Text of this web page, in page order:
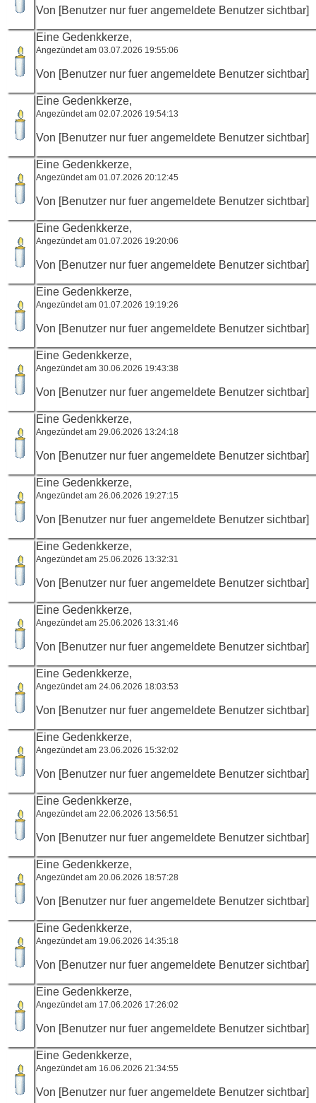
Von [Benutzer nur fuer angemeldete Benutzer sichtbar]
Eine Gedenkkerze,
Angezündet am 03.07.2026 19:55:06
Von [Benutzer nur fuer angemeldete Benutzer sichtbar]
Eine Gedenkkerze,
Angezündet am 02.07.2026 19:54:13
Von [Benutzer nur fuer angemeldete Benutzer sichtbar]
Eine Gedenkkerze,
Angezündet am 01.07.2026 20:12:45
Von [Benutzer nur fuer angemeldete Benutzer sichtbar]
Eine Gedenkkerze,
Angezündet am 01.07.2026 19:20:06
Von [Benutzer nur fuer angemeldete Benutzer sichtbar]
Eine Gedenkkerze,
Angezündet am 01.07.2026 19:19:26
Von [Benutzer nur fuer angemeldete Benutzer sichtbar]
Eine Gedenkkerze,
Angezündet am 30.06.2026 19:43:38
Von [Benutzer nur fuer angemeldete Benutzer sichtbar]
Eine Gedenkkerze,
Angezündet am 29.06.2026 13:24:18
Von [Benutzer nur fuer angemeldete Benutzer sichtbar]
Eine Gedenkkerze,
Angezündet am 26.06.2026 19:27:15
Von [Benutzer nur fuer angemeldete Benutzer sichtbar]
Eine Gedenkkerze,
Angezündet am 25.06.2026 13:32:31
Von [Benutzer nur fuer angemeldete Benutzer sichtbar]
Eine Gedenkkerze,
Angezündet am 25.06.2026 13:31:46
Von [Benutzer nur fuer angemeldete Benutzer sichtbar]
Eine Gedenkkerze,
Angezündet am 24.06.2026 18:03:53
Von [Benutzer nur fuer angemeldete Benutzer sichtbar]
Eine Gedenkkerze,
Angezündet am 23.06.2026 15:32:02
Von [Benutzer nur fuer angemeldete Benutzer sichtbar]
Eine Gedenkkerze,
Angezündet am 22.06.2026 13:56:51
Von [Benutzer nur fuer angemeldete Benutzer sichtbar]
Eine Gedenkkerze,
Angezündet am 20.06.2026 18:57:28
Von [Benutzer nur fuer angemeldete Benutzer sichtbar]
Eine Gedenkkerze,
Angezündet am 19.06.2026 14:35:18
Von [Benutzer nur fuer angemeldete Benutzer sichtbar]
Eine Gedenkkerze,
Angezündet am 17.06.2026 17:26:02
Von [Benutzer nur fuer angemeldete Benutzer sichtbar]
Eine Gedenkkerze,
Angezündet am 16.06.2026 21:34:55
Von [Benutzer nur fuer angemeldete Benutzer sichtbar]